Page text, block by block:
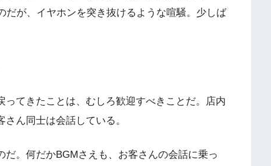
だが、イヤホンを突き抜けるような喧騒。少しば
てきたことは、むしろ歓迎すべきことだ。店内
ん同士は会話している。
。何だかBGMさえも、お客さんの会話に乗っ